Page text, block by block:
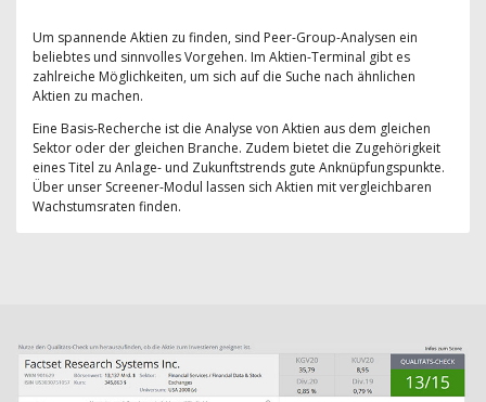
Um spannende Aktien zu finden, sind Peer-Group-Analysen ein
beliebtes und sinnvolles Vorgehen. Im Aktien-Terminal gibt es
zahlreiche Möglichkeiten, um sich auf die Suche nach ähnlichen
Aktien zu machen.
Eine Basis-Recherche ist die Analyse von Aktien aus dem gleichen
Sektor oder der gleichen Branche. Zudem bietet die Zugehörigkeit
eines Titel zu Anlage- und Zukunftstrends gute Anknüpfungspunkte.
Über unser Screener-Modul lassen sich Aktien mit vergleichbaren
Wachstumsraten finden.